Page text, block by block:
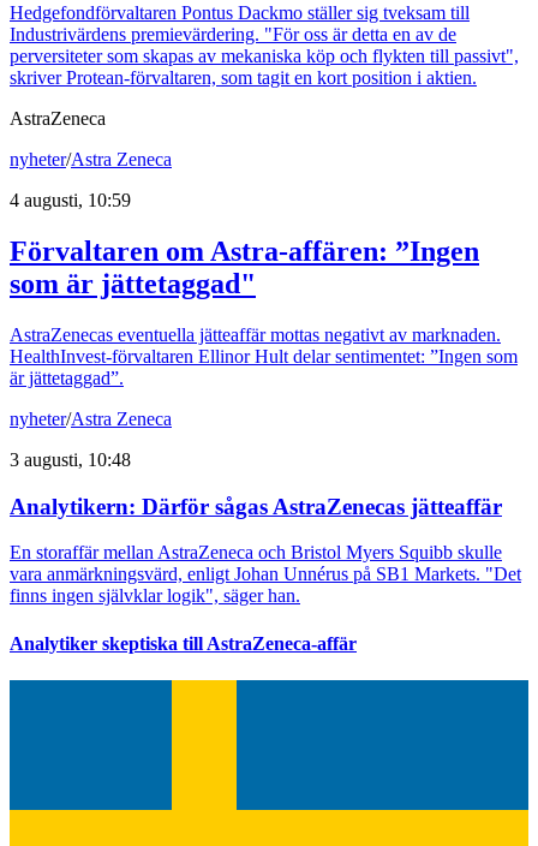
Hedgefondförvaltaren Pontus Dackmo ställer sig tveksam till
Industrivärdens premievärdering. "För oss är detta en av de
perversiteter som skapas av mekaniska köp och flykten till passivt",
skriver Protean-förvaltaren, som tagit en kort position i aktien.
AstraZeneca
nyheter/Astra Zeneca
4 augusti, 10:59
Förvaltaren om Astra-affären: ”Ingen
som är jättetaggad"
AstraZenecas eventuella jätteaffär mottas negativt av marknaden.
HealthInvest-förvaltaren Ellinor Hult delar sentimentet: ”Ingen som
är jättetaggad”.
nyheter/Astra Zeneca
3 augusti, 10:48
Analytikern: Därför sågas AstraZenecas jätteaffär
En storaffär mellan AstraZeneca och Bristol Myers Squibb skulle
vara anmärkningsvärd, enligt Johan Unnérus på SB1 Markets. "Det
finns ingen självklar logik", säger han.
Analytiker skeptiska till AstraZeneca-affär